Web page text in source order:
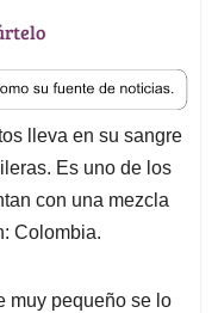
lleva en su sangre
Es uno de los
con una mezcla
Colombia.
muy pequeño se lo